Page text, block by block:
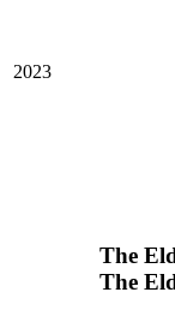
2023
The
The